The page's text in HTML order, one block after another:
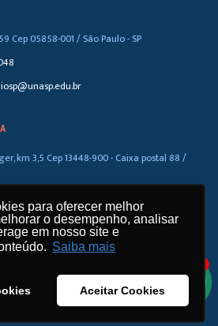
para oferecer melhor
o desempenho, analisar
em nosso site e
Saiba mais
Aceitar Cookies
para oferecer melhor
o desempenho, analisar
em nosso site e
Saiba mais
Aceitar Cookies
Cep 05858-001 / São Paulo - SP
km 3,5 Cep 13448-900 - Caixa postal 88 /